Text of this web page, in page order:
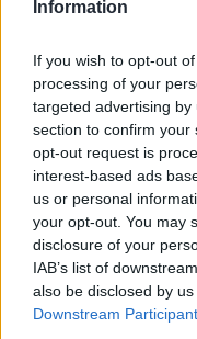
Information
If you wish to opt-out
processing of your
targeted advertising
section to confirm your
opt-out request is
interest-based ads
us or personal
your opt-out. You may
disclosure of your
IAB’s list of
also be disclosed by
Downstream
ALTRE NOTIZIE